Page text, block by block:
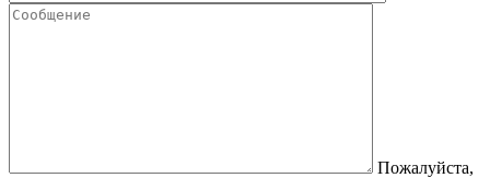
Пожалуйста,